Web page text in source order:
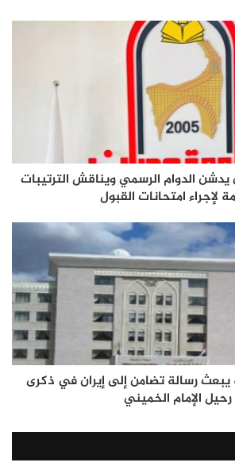
الدوام الرسمي ويناقش الترتيبات
لإجراء امتحانات القبول
يبعث رسالة تضامن إلى إيران في ذكرى
رحيل الإمام الخميني